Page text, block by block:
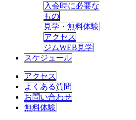
入会時に必要な
もの
見学・無料体験
アクセス
ジムWEB見学
スケジュール
アクセス
よくある質問
お問い合わせ
無料体験